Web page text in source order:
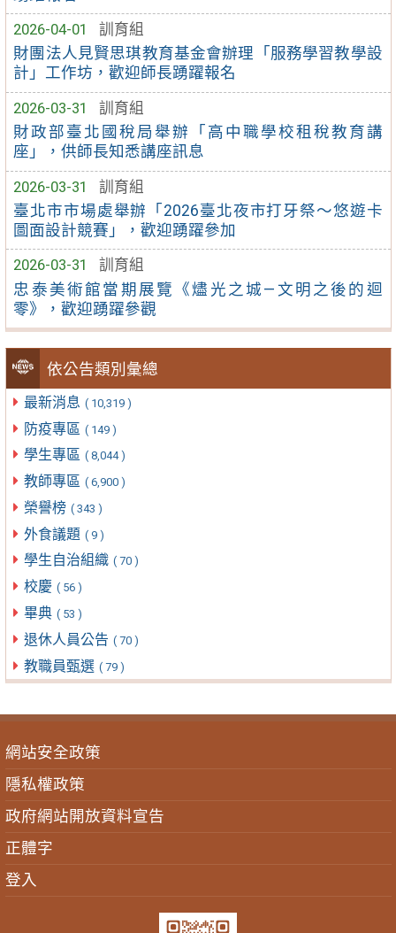
2026-04-01
訓育組
財團法人見賢思琪教育基金會辦理「服務學習教學設
計」工作坊，歡迎師長踴躍報名
2026-03-31
訓育組
財政部臺北國稅局舉辦「高中職學校租稅教育講
座」，供師長知悉講座訊息
2026-03-31
訓育組
臺北市市場處舉辦「2026臺北夜市打牙祭～悠遊卡
圖面設計競賽」，歡迎踴躍參加
2026-03-31
訓育組
忠泰美術館當期展覽《燼光之城—文明之後的迴
零》，歡迎踴躍參觀
依公告類別彙總
最新消息 ( 10,319 )
防疫專區 ( 149 )
學生專區 ( 8,044 )
教師專區 ( 6,900 )
榮譽榜 ( 343 )
外食議題 ( 9 )
學生自治組織 ( 70 )
校慶 ( 56 )
畢典 ( 53 )
退休人員公告 ( 70 )
教職員甄選 ( 79 )
網站安全政策
隱私權政策
政府網站開放資料宣告
正體字
登入